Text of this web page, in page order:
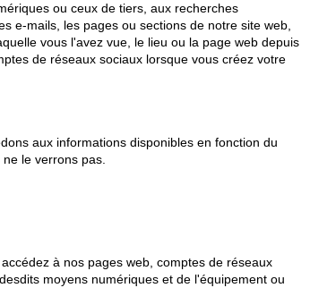
ou ceux de tiers, aux recherches
e-mails, les pages ou sections de notre site web,
vous l'avez vue, le lieu ou la page web depuis
de réseaux sociaux lorsque vous créez votre
aux informations disponibles en fonction du
le verrons pas.
à nos pages web, comptes de réseaux
moyens numériques et de l'équipement ou